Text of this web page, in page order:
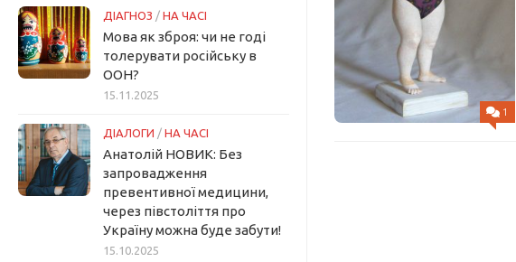
1
ДІАГНОЗ / НА ЧАСІ
Мова як зброя: чи не годі
толерувати російську в
ООН?
15.11.2025
ДІАЛОГИ / НА ЧАСІ
Анатолій НОВИК: Без
запровадження
превентивної медицини,
через півстоліття про
Україну можна буде забути!
15.10.2025